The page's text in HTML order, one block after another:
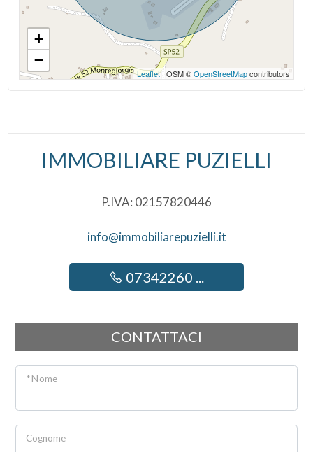
Ripostiglio
+
−
Leaflet| OSM ©OpenStreetMapcontributors
IMMOBILIARE PUZIELLI
P.IVA: 02157820446
info@immobiliarepuzielli.it
07342260 ...
CONTATTACI
* Nome
Cognome